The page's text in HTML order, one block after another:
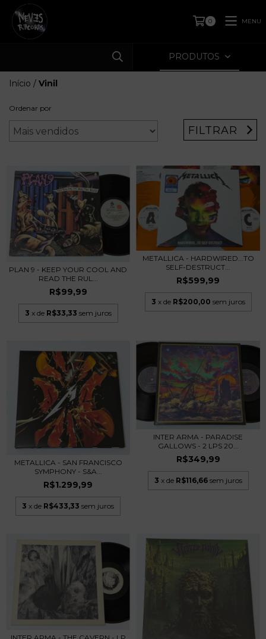
0 MENU
PRODUTOS
Início / Vinil
Ordenar por
FILTRAR
PLAN 9 - KEEP YOUR COOL AND
READ THE RUL...
R$99,99
3 x de R$33,33 sem juros
METALLICA - HARDWIRED...TO
SELF-DESTRUCT...
R$599,99
3 x de R$200,00 sem juros
METALLICA - SAN FRANCISCO
SYMPHONY - S&A...
R$1.299,99
3 x de R$433,33 sem juros
INTER ARMA - PARADISE
GALLOWS - 2 LPS 20...
R$349,99
3 x de R$116,66 sem juros